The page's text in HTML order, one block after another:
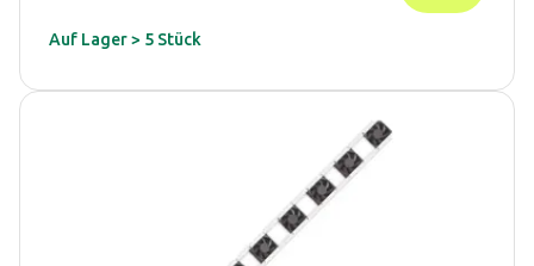
Auf Lager > 5 Stück